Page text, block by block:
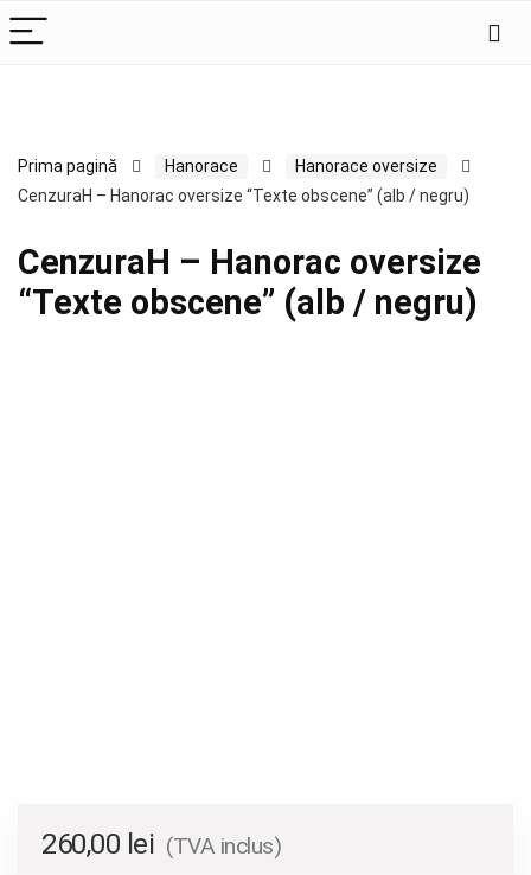
Prima pagină Hanorace
Hanorace oversize
CenzuraH – Hanorac oversize “Texte obscene” (alb / negru)
CenzuraH – Hanorac oversize
“Texte obscene” (alb / negru)
260,00 lei (TVA inclus)